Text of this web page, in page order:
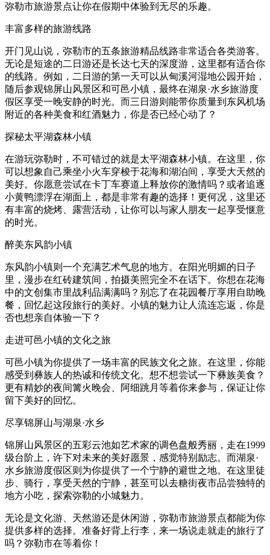
弥勒市旅游景点让你在假期中体验到无尽的乐趣。
丰富多样的旅游线路
开门见山说，弥勒市的五条旅游精品线路非常适合各类游客。
无论是短途的二日游还是长达七天的深度游，这里都有适合你
的线路。例如，二日游的第一天可以从甸溪河湿地公园开始，
随后参观锦屏山风景区和可邑小镇，最终在湖泉·水乡旅游度
假区享受一晚安静的时光。而三日游则能带你质量到东风机场
附近的各种美食和红酒魅力，你是否已经心动了？
探秘太平湖森林小镇
在游玩弥勒时，不可错过的就是太平湖森林小镇。在这里，你
可以想象自己乘坐小火车穿梭于花海和湖泊间，享受大天然的
美好。你愿意尝试在卡丁车赛道上释放你的激情吗？或者追逐
小黄鸭漂浮在湖面上，都是非常有趣的选择！更何况，这里还
有丰富的烧烤、露营活动，让你可以与家人朋友一起享受惬意
的时光。
醉美东风韵小镇
东风韵小镇则一个充满艺术气息的地方。在阳光明媚的日子
里，漫步在红砖建筑间，拍摄美照完全不在话下。你想在花海
中的文创集市里战利品满满吗？别忘了在花园餐厅享用自助晚
餐，回忆起这段旅行的美好。小镇的魅力让人流连忘返，你是
否也想亲自体验一下？
走进可邑小镇的文化之旅
可邑小镇为你提供了一场丰富的民族文化之旅。在这里，你能
感受到彝族人的热诚和传统文化。想不想尝试一下彝族美食？
更有精妙的夜间篝火晚会、阿细跳月等着你来参与，保证让你
留下美好的回忆。
尽享锦屏山与湖泉·水乡
锦屏山风景区的五彩云池如艺术家的调色盘般秀丽，走在1999
级台阶上，许下对未来的美好愿景，感觉特别励志。而湖泉·
水乡旅游度假区则为你提供了一个宁静的避世之地。在这里徒
步、骑行，享受天然的宁静，甚至可以去糖街夜市品尝独特的
地方小吃，探索弥勒的小城魅力。
无论是文化游、天然游还是休闲游，弥勒市旅游景点都能为你
提供多样的选择。准备好背上行李，来一场说走就走的旅行了
吗？弥勒市在等着你！